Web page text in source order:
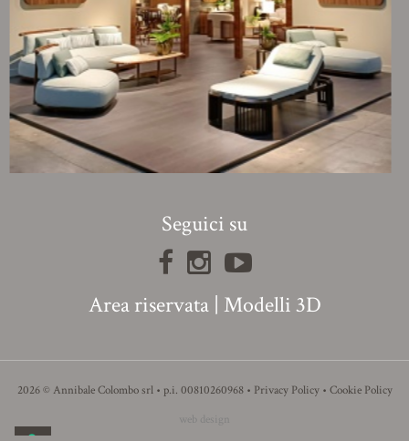
Seguici su
Area riservata| Modelli 3D
2026 © Annibale Colombo srl • p.i. 00810260968 • Privacy Policy• Cookie Policy
web design